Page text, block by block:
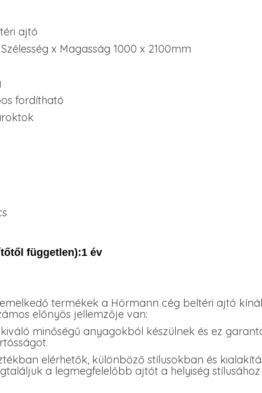
ajtó
x Magasság 1000 x 2100mm
fordítható
független):1 év
termékek a Hörmann cég beltéri ajtó
előnyös jellemzője van:
minőségű anyagokból készülnek és ez
elérhetők, különböző stílusokban és
a legmegfelelőbb ajtót a helyiség stílusához